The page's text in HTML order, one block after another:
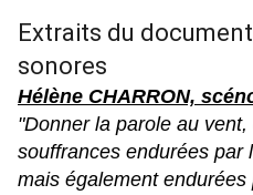
Extraits du
sonores
Hélène CHARRON,
"Donner la parole au
souffrances endurées par
mais également